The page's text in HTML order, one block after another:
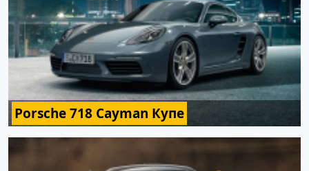
Porsche 718 Cayman Купе